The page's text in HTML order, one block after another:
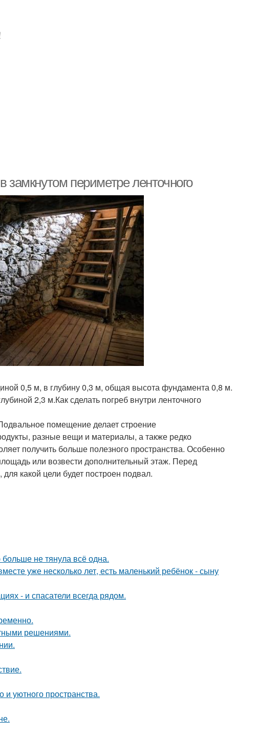
периметре ленточного
0,5 м, в глубину 0,3 м, общая высота фундамента 0,8 м.
2,3 м.Как сделать погреб внутри ленточного
помещение делает строение
разные вещи и материалы, а также редко
получить больше полезного пространства. Особенно
или возвести дополнительный этаж. Перед
какой цели будет построен подвал.
больше не тянула всё одна.
уже несколько лет, есть маленький ребёнок - сыну
- и спасатели всегда рядом.
решениями.
уютного пространства.